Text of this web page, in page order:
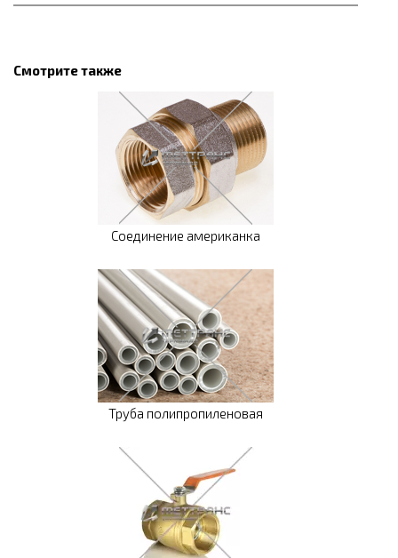
Смотрите также
Соединение американка
Труба полипропиленовая